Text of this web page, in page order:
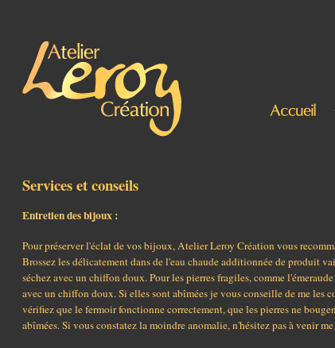
Services et conseils
Entretien des bijoux :
Pour préserver l'éclat de vos bijoux, Atelier Leroy Création vous
Brossez les délicatement dans de l'eau chaude additionnée de produit
séchez avec un chiffon doux. Pour les pierres fragiles, comme
avec un chiffon doux. Si elles sont abîmées je vous conseille de me les
vérifiez que le fermoir fonctionne correctement, que les pierres ne
abîmées. Si vous constatez la moindre anomalie, n'hésitez pas à venir